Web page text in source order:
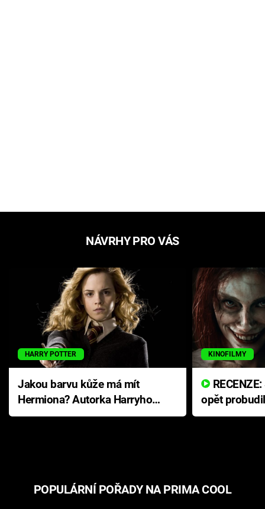
NÁVRHY PRO VÁS
HARRY POTTER
Jakou barvu kůže má mít
Hermiona? Autorka Harryho
Pottera přišla s ráznou
KINOFILMY
opět
přichází s
POPULÁRNÍ POŘADY NA PRIMA COOL